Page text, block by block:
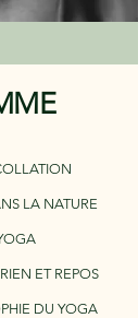
LA NATURE
ET REPOS
DU YOGA